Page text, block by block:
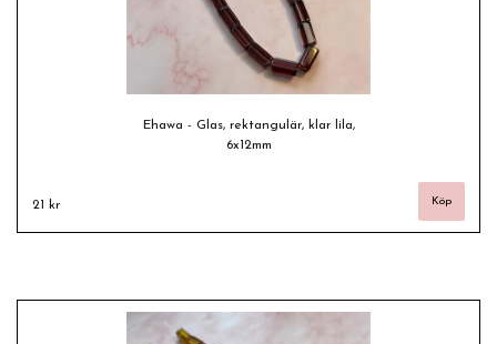
Ehawa - Glas, rektangulär, klar lila,
6x12mm
21 kr